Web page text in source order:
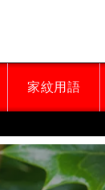
家紋用語